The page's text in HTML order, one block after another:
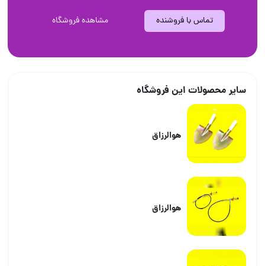
تماس با فروشنده مشاهده فروشگاه
سایر محصولات این فروشگاه
هوالرزاق
هوالرزاق